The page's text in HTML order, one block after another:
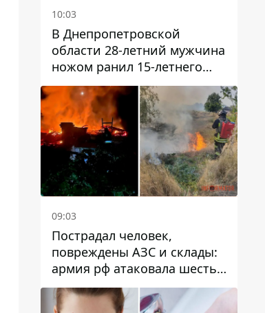
10:03
В Днепропетровской
области 28-летний мужчина
ножом ранил 15-летнего
парня
09:03
Пострадал человек,
повреждены АЗС и склады:
армия рф атаковала шесть
районов Днепропетровской
области